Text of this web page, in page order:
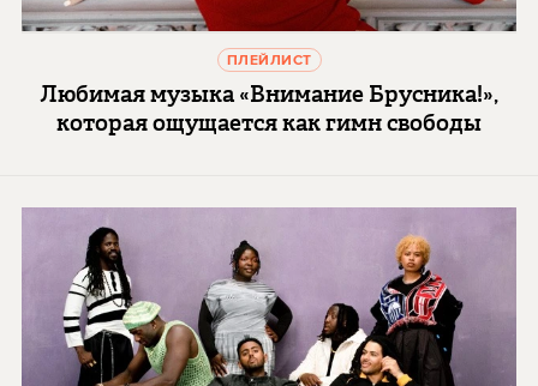
ПЛЕЙЛИСТ
Любимая музыка «Внимание Брусника!»,
которая ощущается как гимн свободы